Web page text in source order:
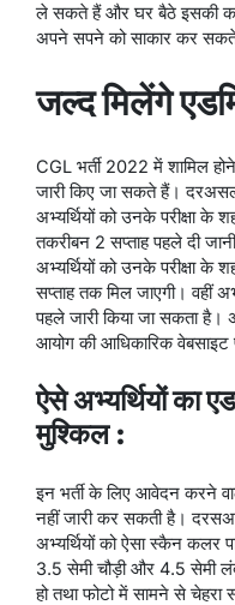
ले सकते हैं और घर बैठे इसकी
अपने सपने को साकार कर
जल्द मिलेंगे
CGL भर्ती 2022 में शामिल
जारी किए जा सकते हैं। दरअसल
अभ्यर्थियों को उनके परीक्षा के
तकरीबन 2 सप्ताह पहले दी
अभ्यर्थियों को उनके परीक्षा के
सप्ताह तक मिल जाएगी। वहीं
पहले जारी किया जा सकता
आयोग की आधिकारिक वेबसाइट
ऐसे अभ्यर्थियों का
मुश्किल :
इन भर्ती के लिए आवेदन करने
नहीं जारी कर सकती है।
अभ्यर्थियों को ऐसा स्कैन कलर
3.5 सेमी चौड़ी और 4.5 सेमी
हो तथा फोटो में सामने से